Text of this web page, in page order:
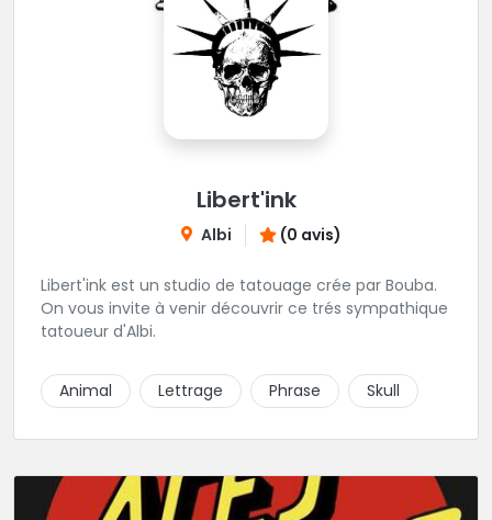
Libert'ink
Albi (0 avis)
Libert'ink est un studio de tatouage crée par Bouba.
On vous invite à venir découvrir ce trés sympathique
tatoueur d'Albi.
Animal Lettrage Phrase Skull